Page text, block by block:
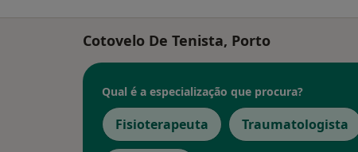
Cotovelo De Tenista, Porto
Qual é a especialização que procura?
Fisioterapeuta Traumatologista